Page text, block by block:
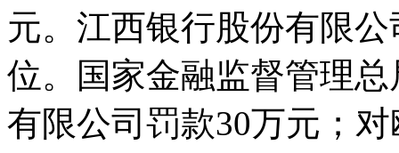
元。江西银行股份有限
位。国家金融监督管理
有限公司罚款30万元；